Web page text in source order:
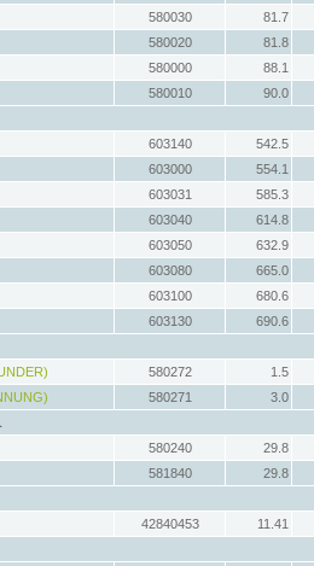
580030
81.7
580020
81.8
580000
88.1
580010
90.0
603140
542.5
603000
554.1
603031
585.3
603040
614.8
603050
632.9
603080
665.0
603100
680.6
603130
690.6
580272
1.5
580271
3.0
580240
29.8
581840
29.8
42840453
11.41